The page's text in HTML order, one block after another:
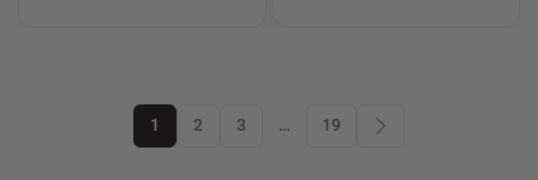
1 2 3 … 19